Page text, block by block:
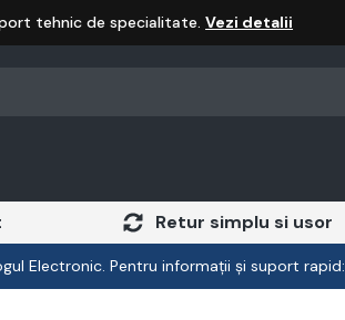
tehnic de specialitate.Vezi detalii
Retur simplu si usor
Electronic. Pentru informații și suport rapid: